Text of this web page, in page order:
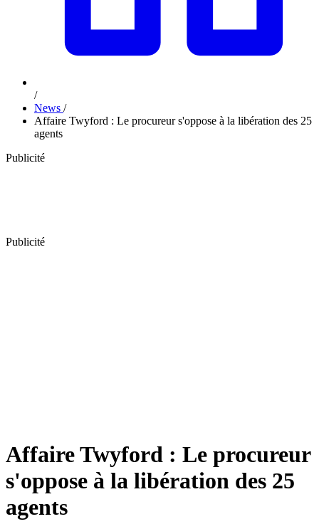
/
News /
Affaire Twyford : Le procureur s'oppose à la libération des 25
agents
Publicité
Publicité
Affaire Twyford : Le procureur
s'oppose à la libération des 25
agents